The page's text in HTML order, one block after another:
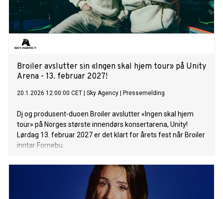
Broiler avslutter sin «Ingen skal hjem tour» på Unity
Arena - 13. februar 2027!
20.1.2026 12:00:00 CET Sky Agency Pressemelding
Dj og produsent-duoen Broiler avslutter «Ingen skal hjem
tour» på Norges største innendørs konsertarena, Unity!
Lørdag 13. februar 2027 er det klart for årets fest når Broiler
inntar Fornebu.